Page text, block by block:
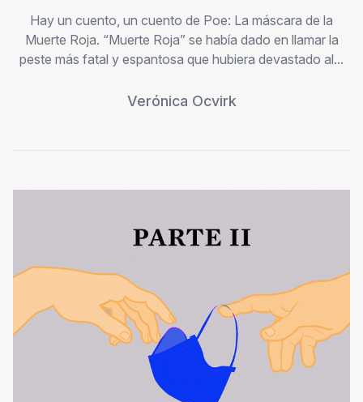
Hay un cuento, un cuento de Poe: La máscara de la
Muerte Roja. “Muerte Roja” se había dado en llamar la
peste más fatal y espantosa que hubiera devastado al...
Verónica Ocvirk